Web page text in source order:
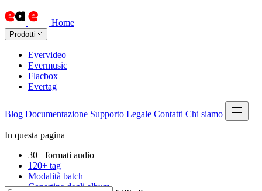
Home
Prodotti
Evervideo
Evermusic
Flacbox
Evertag
Blog Documentazione Supporto Legale Contatti Chi siamo
In questa pagina
30+ formati audio
120+ tag
Modalità batch
Copertine degli album